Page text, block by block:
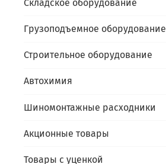
Складское оборудование
Грузоподъемное оборудование
Строительное оборудование
Автохимия
Шиномонтажные расходники
Акционные товары
Товары с уценкой